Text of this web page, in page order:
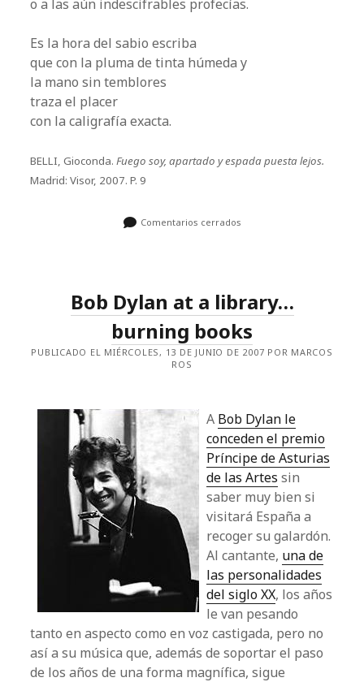
o a las aún indescifrables profecías.
Es la hora del sabio escriba
que con la pluma de tinta húmeda y
la mano sin temblores
traza el placer
con la caligrafía exacta.
BELLI, Gioconda.Fuego soy, apartado y espada puesta lejos.
Madrid: Visor, 2007. P. 9
Comentarios cerrados
Bob Dylan at a library…
burning books
PUBLICADO EL MIÉRCOLES, 13 DE JUNIO DE 2007 POR MARCOS
ROS
A Bob Dylan le
conceden el premio
Príncipe de Asturias
de las Artes sin
saber muy bien si
visitará España a
recoger su galardón.
Al cantante, una de
las personalidades
del siglo XX, los años
le van pesando
tanto en aspecto como en voz castigada, pero no
así a su música que, además de soportar el paso
de los años de una forma magnífica, sigue